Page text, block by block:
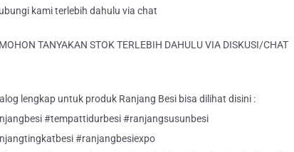
kami terlebih dahulu via chat
TANYAKAN STOK TERLEBIH DAHULU VIA DISKUSI/CHAT
lengkap untuk produk Ranjang Besi bisa dilihat disini :
#tempattidurbesi #ranjangsusunbesi
#ranjangbesiexpo